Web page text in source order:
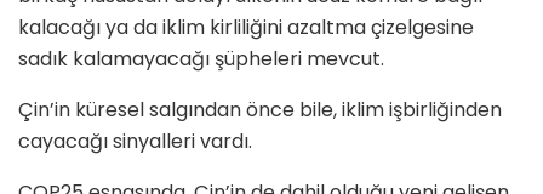
kalacağı ya da iklim kirliliğini azaltma çizelgesine
sadık kalamayacağı şüpheleri mevcut.
Çin’in küresel salgından önce bile, iklim işbirliğinden
cayacağı sinyalleri vardı.